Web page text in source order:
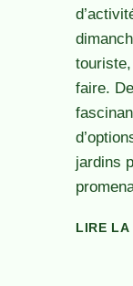
faire.
jardins
LIRE LA